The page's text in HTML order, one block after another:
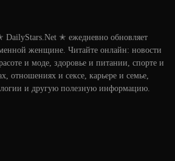
✭ ежедневно обновляет
женщине. Читайте онлайн: новости
и моде, здоровье и питании, спорте и
отношениях и сексе, карьере и семье,
и другую полезную информацию.